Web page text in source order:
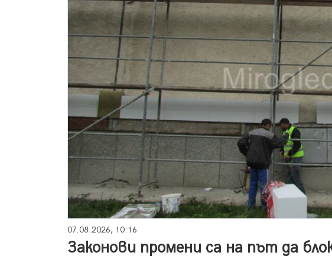
07.08.2026, 10:16
Законови промени са на път да